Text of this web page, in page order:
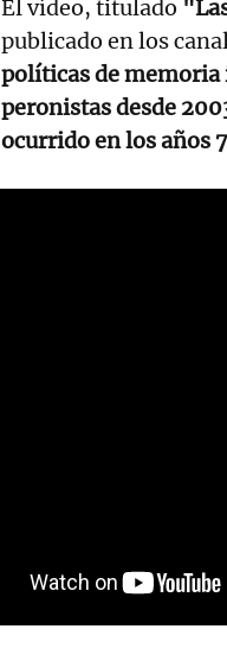
El vídeo, titulado
publicado en los
políticas de
peronistas desde
ocurrido en los años